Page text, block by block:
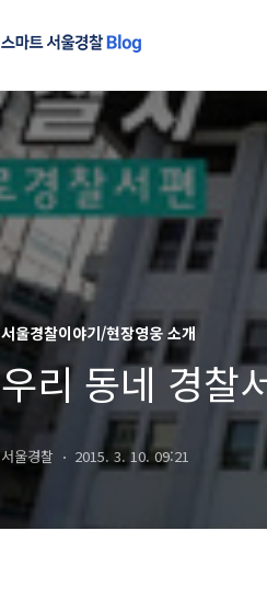
서울경찰이야기/현장영웅 소개
우리 동네 경찰
서울경찰 2015. 3. 10. 09:21